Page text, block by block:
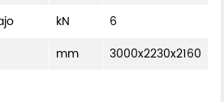
kN
6
mm 3000x2230x2160